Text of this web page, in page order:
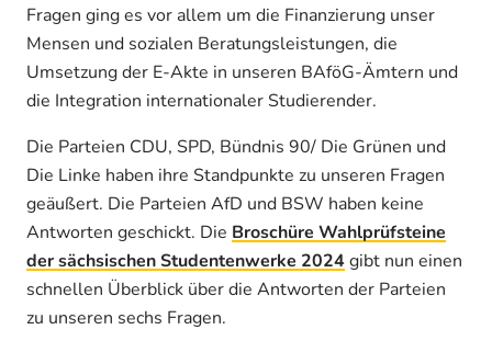
Fragen ging es vor allem um die Finanzierung unser
Mensen und sozialen Beratungsleistungen, die
Umsetzung der E-Akte in unseren BAföG-Ämtern und
die Integration internationaler Studierender.
Die Parteien CDU, SPD, Bündnis 90/ Die Grünen und
Die Linke haben ihre Standpunkte zu unseren Fragen
geäußert. Die Parteien AfD und BSW haben keine
Antworten geschickt. Die Broschüre Wahlprüfsteine
der sächsischen Studentenwerke 2024gibt nun einen
schnellen Überblick über die Antworten der Parteien
zu unseren sechs Fragen.